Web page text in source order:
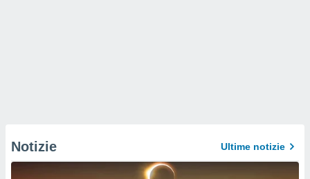
Notizie Ultime notizie